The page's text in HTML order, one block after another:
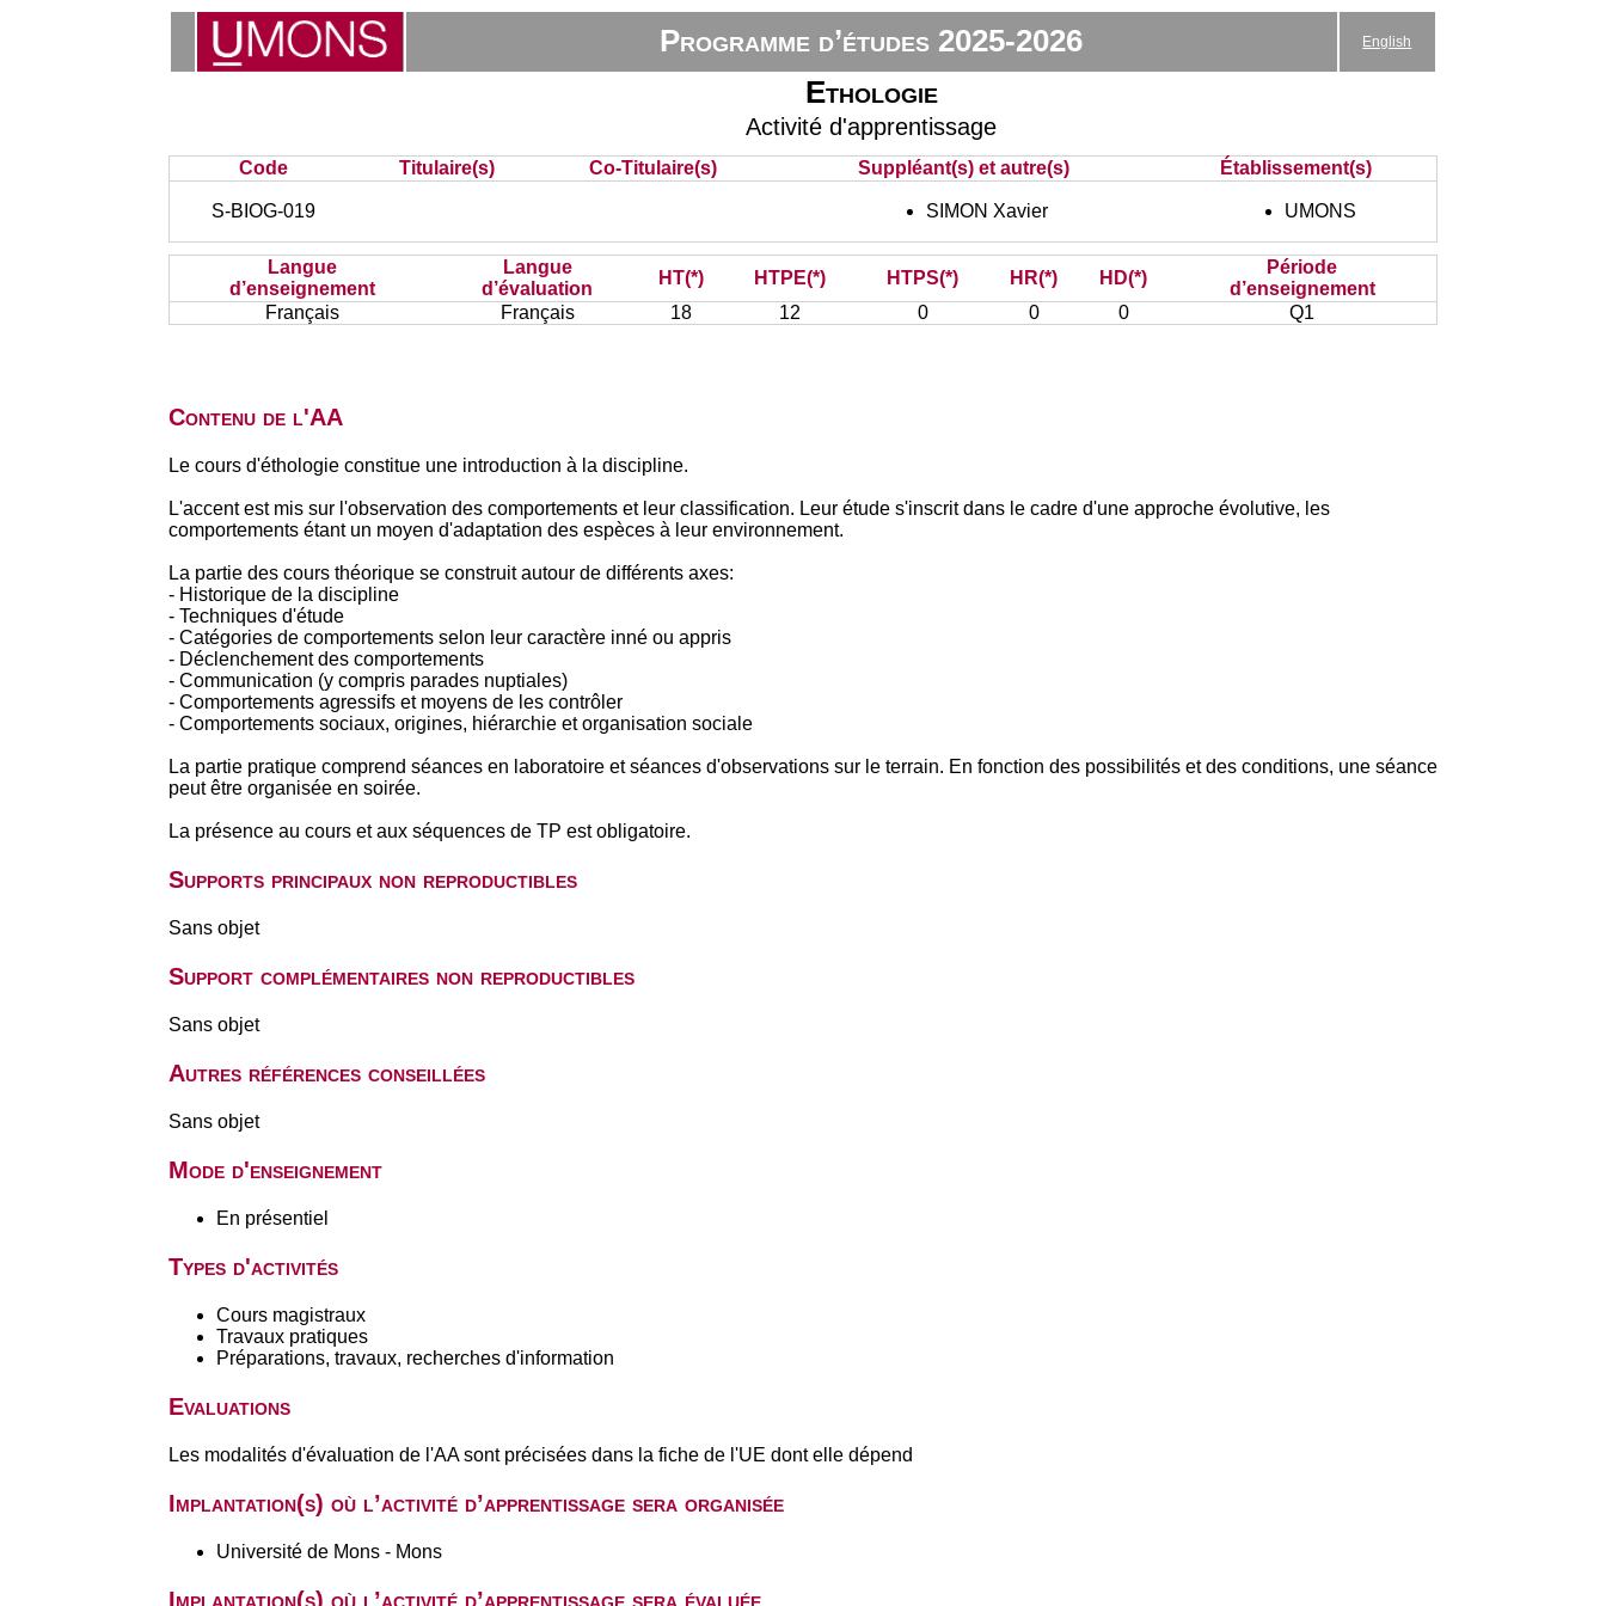
Programme d’études 2025-2026 English
Ethologie
Activité d'apprentissage
Code Titulaire(s) Co-Titulaire(s) Suppléant(s) et autre(s) Établissement(s)
S-BIOG-019 SIMON Xavier UMONS
Langue
d’enseignement
Langue
d’évaluation
HT(*) HTPE(*) HTPS(*) HR(*) HD(*)
Période
d’enseignement
Français
Français 18 12 0 0 0 Q1
Contenu de l'AA
Le cours d'éthologie constitue une introduction à la discipline.
L'accent est mis sur l'observation des comportements et leur classification. Leur étude s'inscrit dans le cadre d'une approche évolutive, les
comportements étant un moyen d'adaptation des espèces à leur environnement.
La partie des cours théorique se construit autour de différents axes:
- Historique de la discipline
- Techniques d'étude
- Catégories de comportements selon leur caractère inné ou appris
- Déclenchement des comportements
- Communication (y compris parades nuptiales)
- Comportements agressifs et moyens de les contrôler
- Comportements sociaux, origines, hiérarchie et organisation sociale
La partie pratique comprend séances en laboratoire et séances d'observations sur le terrain. En fonction des possibilités et des conditions, une séance
peut être organisée en soirée.
La présence au cours et aux séquences de TP est obligatoire.
Supports principaux non reproductibles
Sans objet
Support complémentaires non reproductibles
Sans objet
Autres références conseillées
Sans objet
Mode d'enseignement
En présentiel
Types d'activités
Cours magistraux
Travaux pratiques
Préparations, travaux, recherches d'information
Evaluations
Les modalités d'évaluation de l'AA sont précisées dans la fiche de l'UE dont elle dépend
Implantation(s) où l’activité d’apprentissage sera organisée
Université de Mons - Mons
Implantation(s) où l’activité d’apprentissage sera évaluée